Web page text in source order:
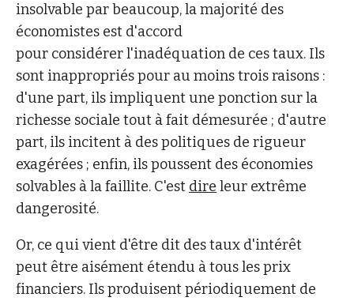
insolvable par beaucoup, la majorité des
économistes est d'accord
pour considérer l'inadéquation de ces taux. Ils
sont inappropriés pour au moins trois raisons :
d'une part, ils impliquent une ponction sur la
richesse sociale tout à fait démesurée ; d'autre
part, ils incitent à des politiques de rigueur
exagérées ; enfin, ils poussent des économies
solvables à la faillite. C'est dire leur extrême
dangerosité.
Or, ce qui vient d'être dit des taux d'intérêt
peut être aisément étendu à tous les prix
financiers. Ils produisent périodiquement de